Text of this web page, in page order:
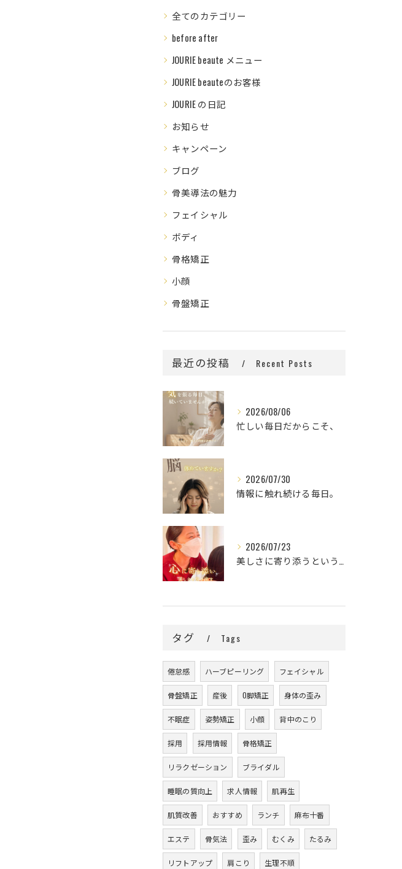
全てのカテゴリー
before after
JOURIE beaute メニュー
JOURIE beauteのお客様
JOURIE の日記
お知らせ
キャンペーン
ブログ
骨美導法の魅力
フェイシャル
ボディ
骨格矯正
小顔
骨盤矯正
最近の投稿 Recent Posts
2026/08/06
忙しい毎日だからこそ、
2026/07/30
情報に触れ続ける毎日。
2026/07/23
美しさに寄り添うということ。
タグ Tags
倦怠感 ハーブピーリング フェイシャル
骨盤矯正 産後 O脚矯正 身体の歪み
不眠症 姿勢矯正 小顔 背中のこり
採用 採用情報 骨格矯正
リラクゼーション ブライダル
睡眠の質向上 求人情報 肌再生
肌質改善 おすすめ ランチ 麻布十番
エステ 骨気法 歪み むくみ たるみ
リフトアップ 肩こり 生理不順